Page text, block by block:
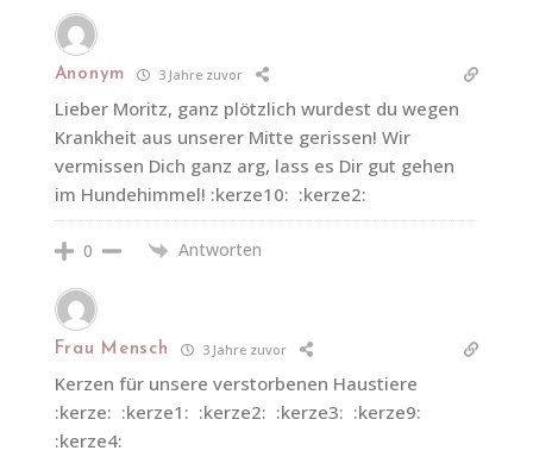
Anonym 3 Jahre zuvor
Lieber Moritz, ganz plötzlich wurdest du wegen
Krankheit aus unserer Mitte gerissen! Wir
vermissen Dich ganz arg, lass es Dir gut gehen
im Hundehimmel! :kerze10: :kerze2:
0 Antworten
Frau Mensch 3 Jahre zuvor
Kerzen für unsere verstorbenen Haustiere
:kerze: :kerze1: :kerze2: :kerze3: :kerze9:
:kerze4: